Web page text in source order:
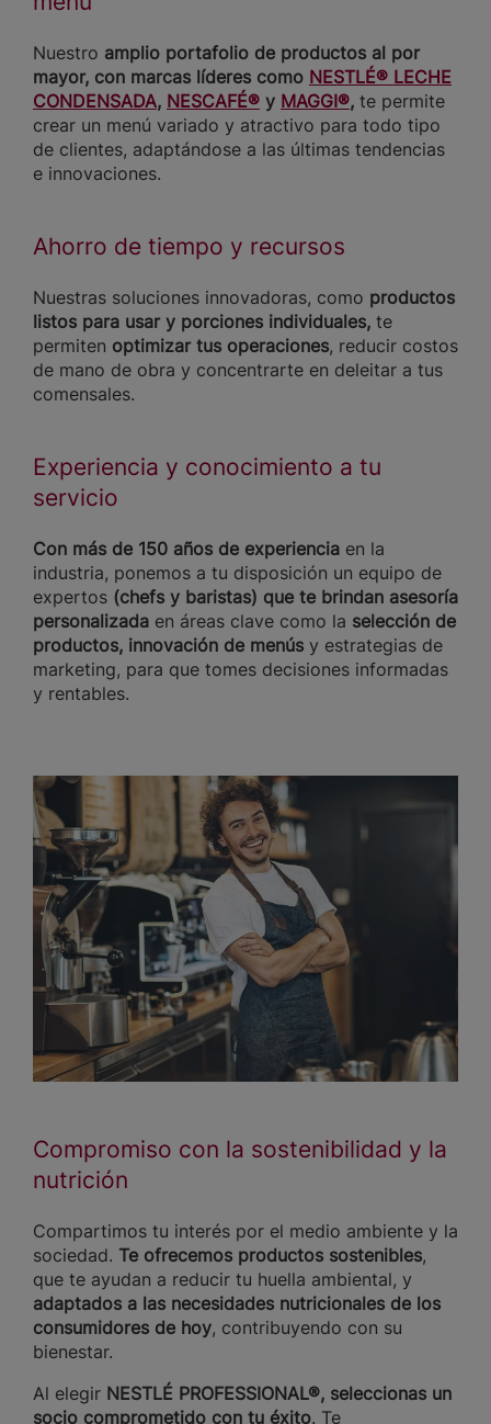
Nuestro amplio portafolio de productos al por
mayor, con marcas líderes como NESTLÉ® LECHE
CONDENSADA, NESCAFÉ® y MAGGI®, te permite
crear un menú variado y atractivo para todo tipo
de clientes, adaptándose a las últimas tendencias
e innovaciones.
Ahorro de tiempo y recursos
Nuestras soluciones innovadoras, como productos
listos para usar y porciones individuales, te
permiten optimizar tus operaciones, reducir costos
de mano de obra y concentrarte en deleitar a tus
comensales.
Experiencia y conocimiento a tu
servicio
Con más de 150 años de experiencia en la
industria, ponemos a tu disposición un equipo de
expertos (chefs y baristas) que te brindan asesoría
personalizada en áreas clave como la selección de
productos, innovación de menús y estrategias de
marketing, para que tomes decisiones informadas
y rentables.
Compromiso con la sostenibilidad y la
nutrición
Compartimos tu interés por el medio ambiente y la
sociedad. Te ofrecemos productos sostenibles,
que te ayudan a reducir tu huella ambiental, y
adaptados a las necesidades nutricionales de los
consumidores de hoy, contribuyendo con su
bienestar.
Al elegir NESTLÉ PROFESSIONAL®, seleccionas un
socio comprometido con tu éxito. Te